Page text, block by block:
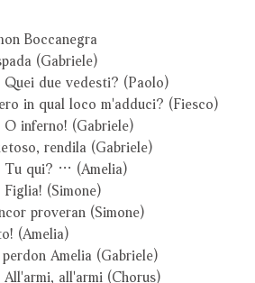
Boccanegra
(Gabriele)
due vedesti? (Paolo)
in qual loco m'adduci? (Fiesco)
inferno! (Gabriele)
rendila (Gabriele)
qui? … (Amelia)
(Simone)
proveran (Simone)
(Amelia)
Amelia (Gabriele)
all'armi (Chorus)